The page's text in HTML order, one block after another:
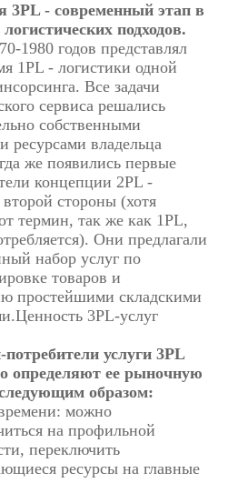
3PL - современный этап в
подходов.
1980 годов представлял
1PL - логистики одной
Все задачи
сервиса решались
собственными
ресурсами владельца
же появились первые
концепции 2PL -
стороны (хотя
термин, так же как 1PL,
Они предлагали
набор услуг по
товаров и
простейшими складскими
3PL-услуг
услуги 3PL
определяют ее рыночную
образом:
можно
на профильной
переключить
ресурсы на главные